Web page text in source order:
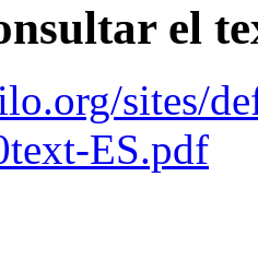
el
sites/
ES.pdf